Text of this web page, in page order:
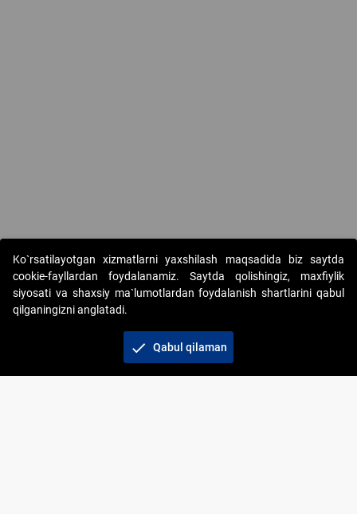
Copyright © 2017-2026. "Elektron onlayn-auksionlarni
tashkil etish" AJ. Barcha huquqlar himoyalangan
Ko`rsatilayotgan xizmatlarni yaxshilash maqsadida biz saytda
cookie-fayllardan foydalanamiz. Saytda qolishingiz, maxfiylik
siyosati va shaxsiy ma`lumotlardan foydalanish shartlarini qabul
qilganingizni anglatadi.
check Qabul qilaman